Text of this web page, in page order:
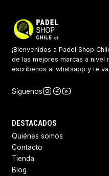
¡Bienvenidos a Padel Shop
de las mejores marcas a nivel
escríbenos al whatsapp y te
Síguenos
DESTACADOS
Quiénes somos
Contacto
Tienda
Blog